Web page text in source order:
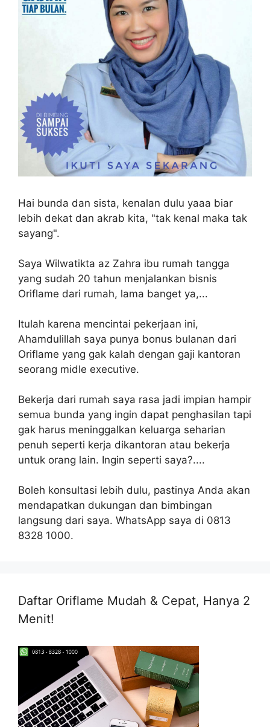
Hai bunda dan sista, kenalan dulu yaaa biar
lebih dekat dan akrab kita, "tak kenal maka tak
sayang".
Saya Wilwatikta az Zahra ibu rumah tangga
yang sudah 20 tahun menjalankan bisnis
Oriflame dari rumah, lama banget ya,...
Itulah karena mencintai pekerjaan ini,
Ahamdulillah saya punya bonus bulanan dari
Oriflame yang gak kalah dengan gaji kantoran
seorang midle executive.
Bekerja dari rumah saya rasa jadi impian hampir
semua bunda yang ingin dapat penghasilan tapi
gak harus meninggalkan keluarga seharian
penuh seperti kerja dikantoran atau bekerja
untuk orang lain. Ingin seperti saya?....
Boleh konsultasi lebih dulu, pastinya Anda akan
mendapatkan dukungan dan bimbingan
langsung dari saya. WhatsApp saya di 0813
8328 1000.
Daftar Oriflame Mudah & Cepat, Hanya 2
Menit!